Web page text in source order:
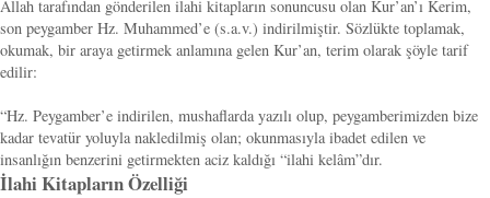
Allah tarafından gönderilen ilahi kitapların sonuncusu olan Kur’an’ı Kerim,
son peygamber Hz. Muhammed’e (s.a.v.) indirilmiştir. Sözlükte toplamak,
okumak, bir araya getirmek anlamına gelen Kur’an, terim olarak şöyle tarif
edilir:
“Hz. Peygamber’e indirilen, mushaflarda yazılı olup, peygamberimizden bize
kadar tevatür yoluyla nakledilmiş olan; okunmasıyla ibadet edilen ve
insanlığın benzerini getirmekten aciz kaldığı “ilahi kelâm”dır.
İlahi Kitapların Özelliği